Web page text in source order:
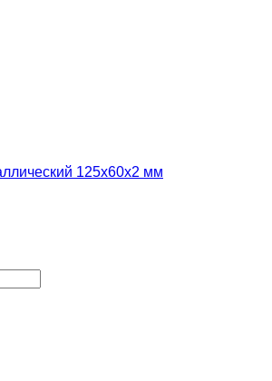
125х60х2 мм